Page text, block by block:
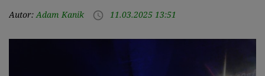
Autor: Adam Kanik access_time 11.03.2025 13:51